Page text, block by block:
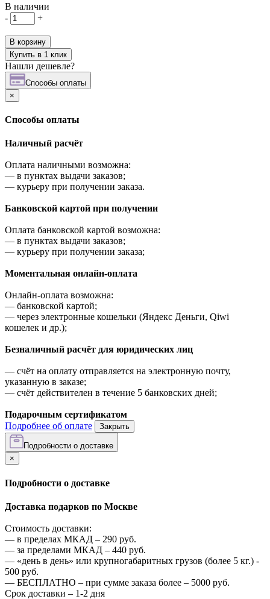
В наличии
-
+
В корзину
Купить в 1 клик
Нашли дешевле?
Cпособы оплаты
×
Cпособы оплаты
Наличный расчёт
Оплата наличными возможна:
— в пунктах выдачи заказов;
— курьеру при получении заказа.
Банковской картой при получении
Оплата банковской картой возможна:
— в пунктах выдачи заказов;
— курьеру при получении заказа;
Моментальная онлайн-оплата
Онлайн-оплата возможна:
— банковской картой;
— через электронные кошельки (Яндекс Деньги, Qiwi
кошелек и др.);
Безналичный расчёт для юридических лиц
— счёт на оплату отправляется на электронную почту,
указанную в заказе;
— счёт действителен в течение 5 банковских дней;
Подарочным сертификатом
Подробнее об оплате
Закрыть
Подробности о доставке
×
Подробности о доставке
Доставка подарков по Москве
Стоимость доставки:
— в пределах МКАД – 290 руб.
— за пределами МКАД – 440 руб.
— «день в день» или крупногабаритных грузов (более 5 кг.) -
500 руб.
— БЕСПЛАТНО – при сумме заказа более – 5000 руб.
Срок доставки – 1-2 дня